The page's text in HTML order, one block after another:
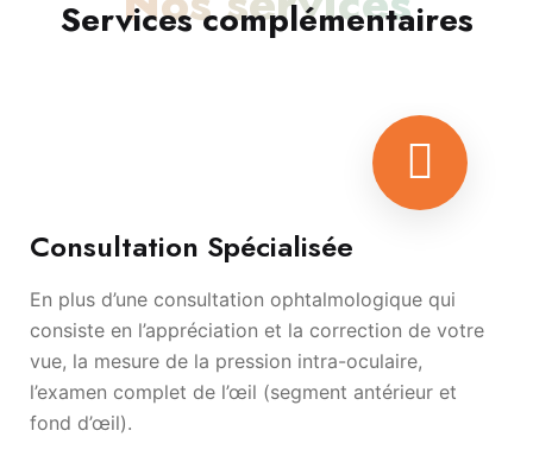
Services complémentaires
Consultation Spécialisée
En plus d’une consultation ophtalmologique qui
consiste en l’appréciation et la correction de votre
vue, la mesure de la pression intra-oculaire,
l’examen complet de l’œil (segment antérieur et
fond d’œil).